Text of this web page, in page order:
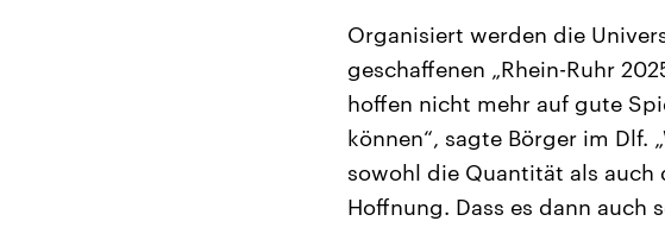
Organisiert werden die
geschaffenen „Rhein-Ruhr
hoffen nicht mehr auf gute
können“, sagte Börger im Dlf.
sowohl die Quantität als auch
Hoffnung. Dass es dann auch